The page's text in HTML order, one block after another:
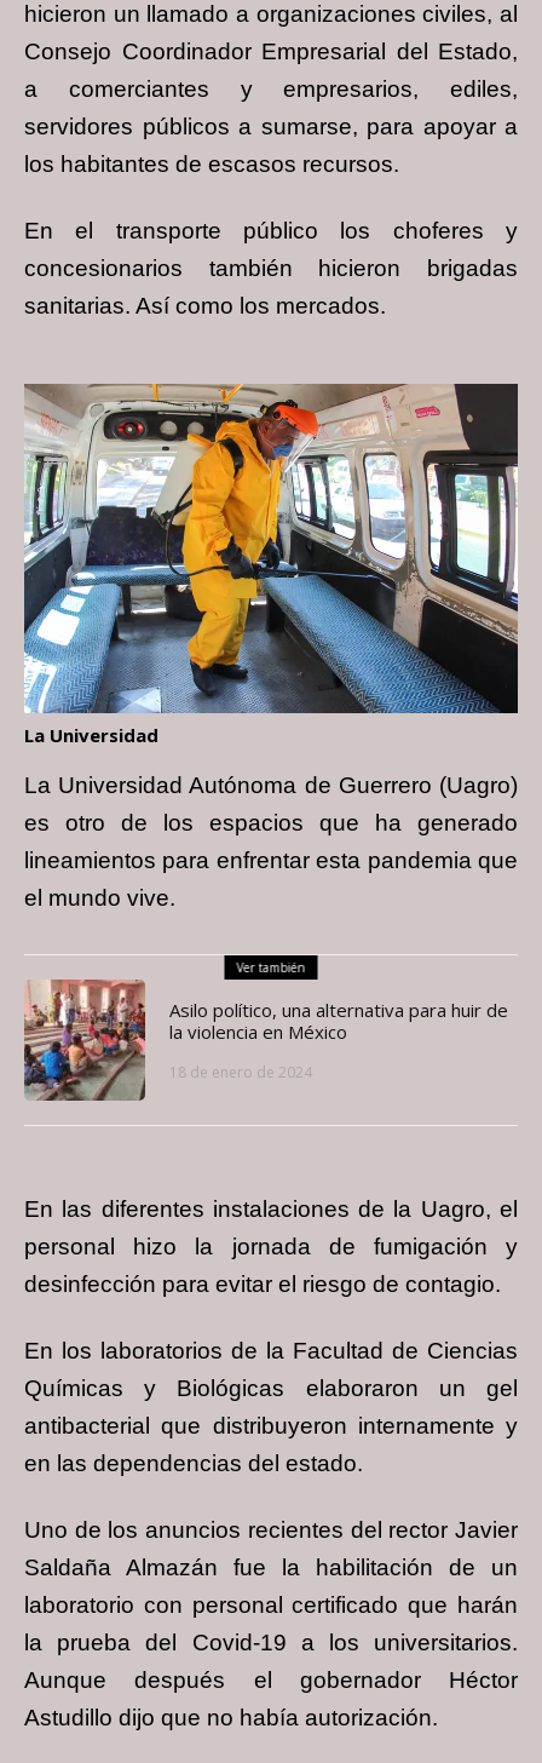
hicieron un llamado a organizaciones civiles, al
Consejo Coordinador Empresarial del Estado,
a comerciantes y empresarios, ediles,
servidores públicos a sumarse, para apoyar a
los habitantes de escasos recursos.
En el transporte público los choferes y
concesionarios también hicieron brigadas
sanitarias. Así como los mercados.
La Universidad
La Universidad Autónoma de Guerrero (Uagro)
es otro de los espacios que ha generado
lineamientos para enfrentar esta pandemia que
el mundo vive.
Ver también
Asilo político, una alternativa para huir de
la violencia en México
18 de enero de 2024
En las diferentes instalaciones de la Uagro, el
personal hizo la jornada de fumigación y
desinfección para evitar el riesgo de contagio.
En los laboratorios de la Facultad de Ciencias
Químicas y Biológicas elaboraron un gel
antibacterial que distribuyeron internamente y
en las dependencias del estado.
Uno de los anuncios recientes del rector Javier
Saldaña Almazán fue la habilitación de un
laboratorio con personal certificado que harán
la prueba del Covid-19 a los universitarios.
Aunque después el gobernador Héctor
Astudillo dijo que no había autorización.